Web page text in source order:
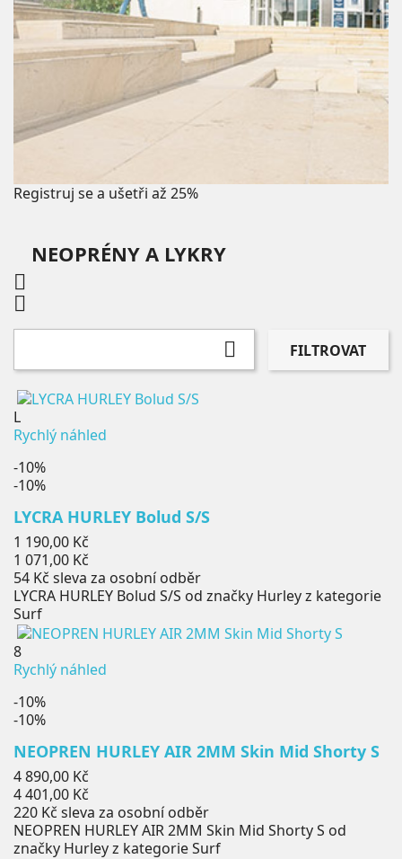
Registruj se a ušetři až 25%
NEOPRÉNY A LYKRY



FILTROVAT
L
Rychlý náhled
-10%
-10%
LYCRA HURLEY Bolud S/S
Běžná
cena
1 190,00 Kč
Cena
1 071,00 Kč
54 Kč sleva za osobní odběr
LYCRA HURLEY Bolud S/S od značky Hurley z kategorie
Surf
8
Rychlý náhled
-10%
-10%
NEOPREN HURLEY AIR 2MM Skin Mid Shorty S
Běžná
cena
4 890,00 Kč
Cena
4 401,00 Kč
220 Kč sleva za osobní odběr
NEOPREN HURLEY AIR 2MM Skin Mid Shorty S od
značky Hurley z kategorie Surf